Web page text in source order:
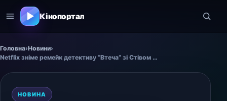
Кінопортал
Головна›Новини›
Netflix зніме ремейк детективу “Втеча” зі Стівом Макквіном
НОВИНА